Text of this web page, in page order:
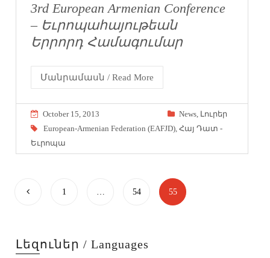
3rd European Armenian Conference
– Եւրոպահայութեան
Երրորդ Համագումար
Մանրամասն / Read More
October 15, 2013 News, Լուրեր
European-Armenian Federation (EAFJD),Հայ Դատ -
Եւրոպա
1 … 54 55
Լեզուներ / Languages